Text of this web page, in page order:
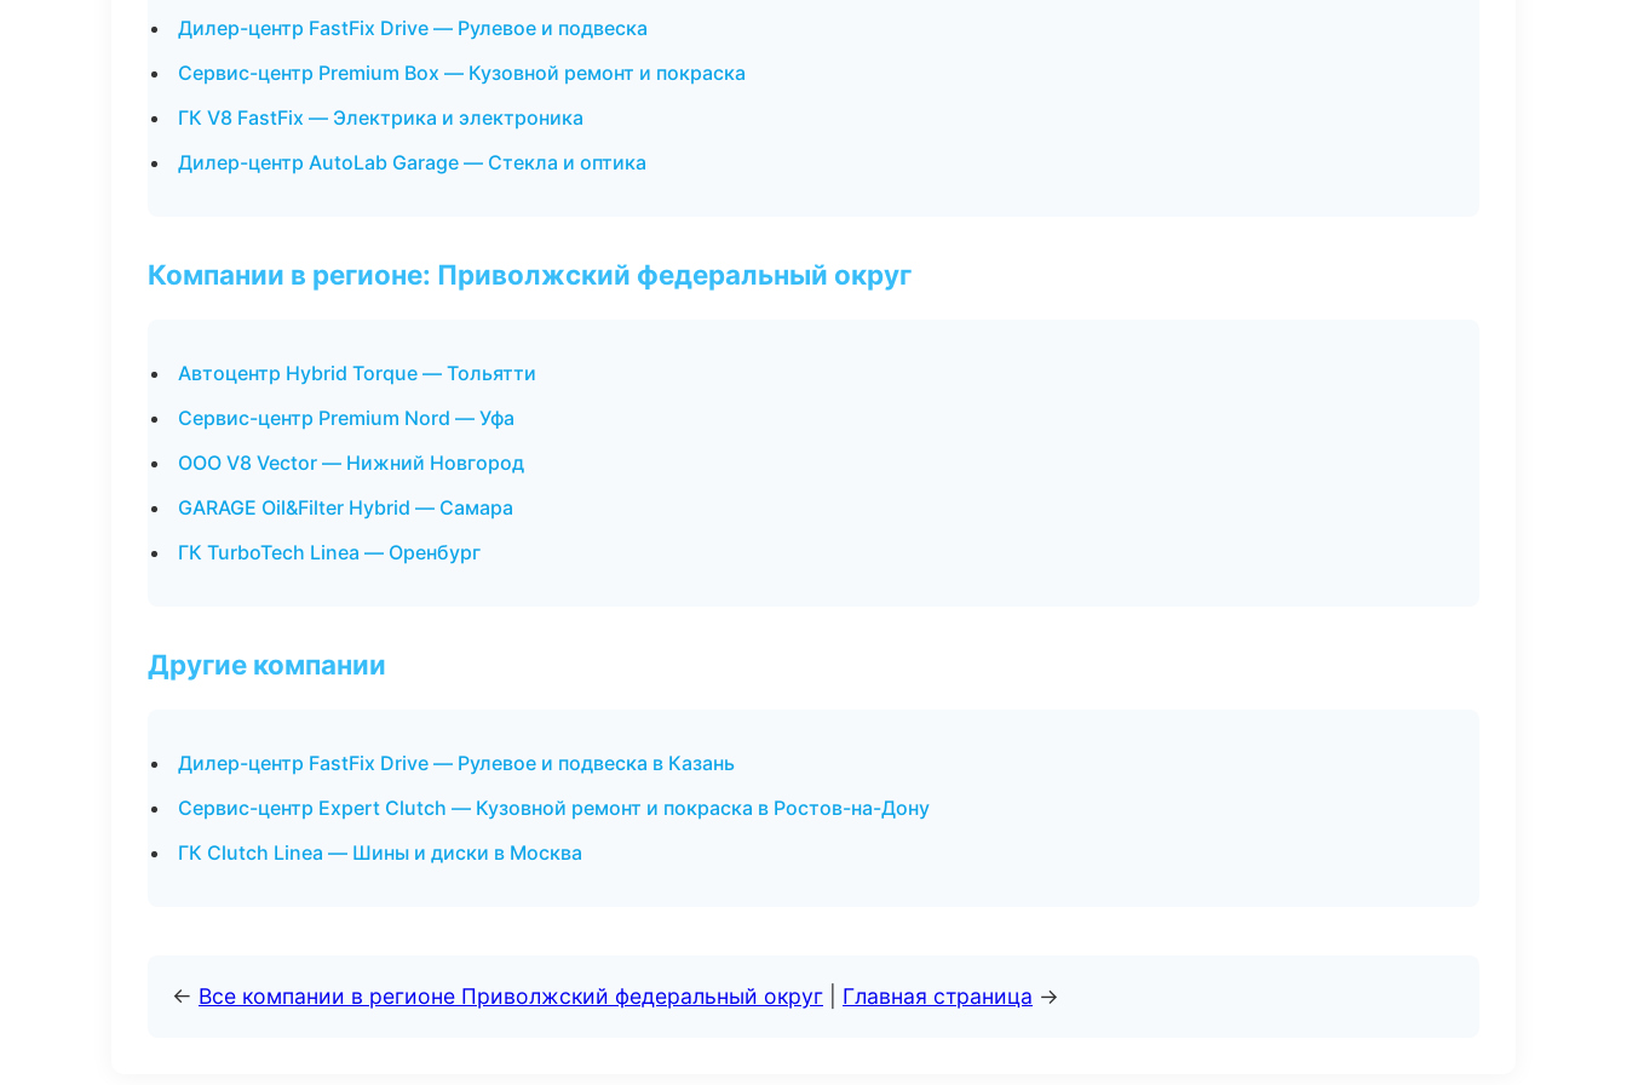
Дилер-центр FastFix Drive — Рулевое и подвеска
Сервис-центр Premium Box — Кузовной ремонт и покраска
ГК V8 FastFix — Электрика и электроника
Дилер-центр AutoLab Garage — Стекла и оптика
Компании в регионе: Приволжский федеральный округ
Автоцентр Hybrid Torque — Тольятти
Сервис-центр Premium Nord — Уфа
ООО V8 Vector — Нижний Новгород
GARAGE Oil&Filter Hybrid — Самара
ГК TurboTech Linea — Оренбург
Другие компании
Дилер-центр FastFix Drive — Рулевое и подвеска в Казань
Сервис-центр Expert Clutch — Кузовной ремонт и покраска в Ростов-на-Дону
ГК Clutch Linea — Шины и диски в Москва
← Все компании в регионе Приволжский федеральный округ Главная страница →